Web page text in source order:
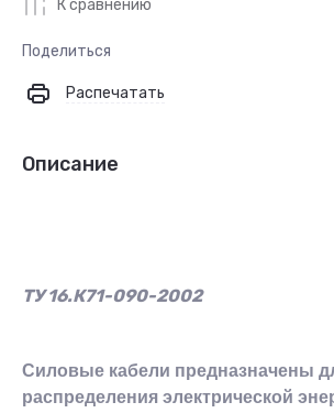
К сравнению
Поделиться
Распечатать
Описание
ТУ 16.К71-090-2002
Силовые кабели предназначены
распределения электрической